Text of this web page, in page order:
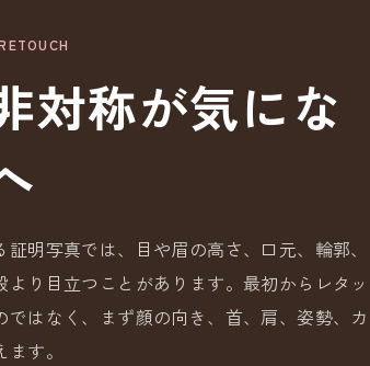
対称が気にな
明写真では、目や眉の高さ、口元、輪郭、
より目立つことがあります。最初からレタッ
ではなく、まず顔の向き、首、肩、姿勢、カ
す。